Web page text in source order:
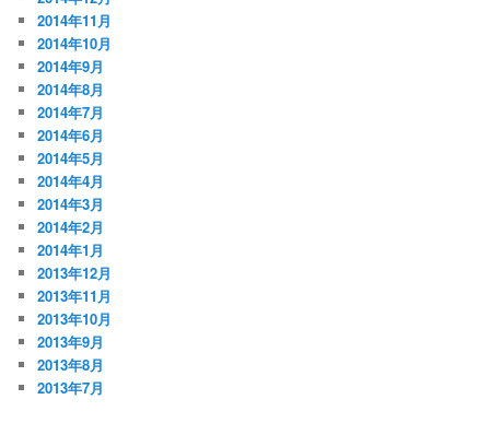
2014年11月
2014年10月
2014年9月
2014年8月
2014年7月
2014年6月
2014年5月
2014年4月
2014年3月
2014年2月
2014年1月
2013年12月
2013年11月
2013年10月
2013年9月
2013年8月
2013年7月